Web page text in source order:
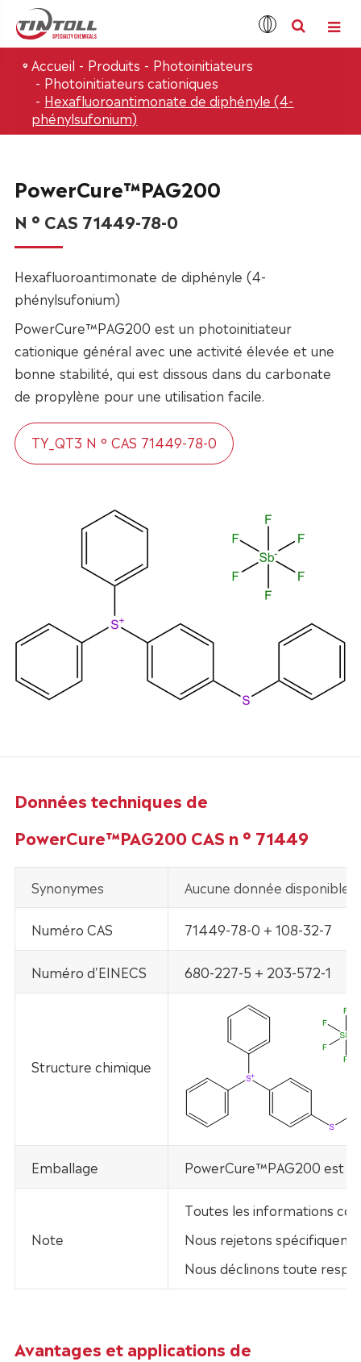
Accueil Produits
Photoinitiateurs
Photoinitiateurs cationiques
Hexafluoroantimonate de diphényle (4-
phénylsufonium)
PowerCure™PAG200
N ° CAS 71449-78-0
Hexafluoroantimonate de diphényle (4-
phénylsufonium)
PowerCure™PAG200 est un photoinitiateur
cationique général avec une activité élevée et une
bonne stabilité, qui est dissous dans du carbonate
de propylène pour une utilisation facile.
TY_QT3 N ° CAS 71449-78-0
Données techniques de
PowerCure™PAG200 CAS n ° 71449
Synonymes Aucune donnée disponible.
Numéro CAS 71449-78-0 + 108-32-7
Numéro d'EINECS 680-227-5 + 203-572-1
Structure chimique
Emballage PowerCure™PAG200 est
Note
Toutes les informations
Nous rejetons
Nous déclinons toute
Avantages et applications de